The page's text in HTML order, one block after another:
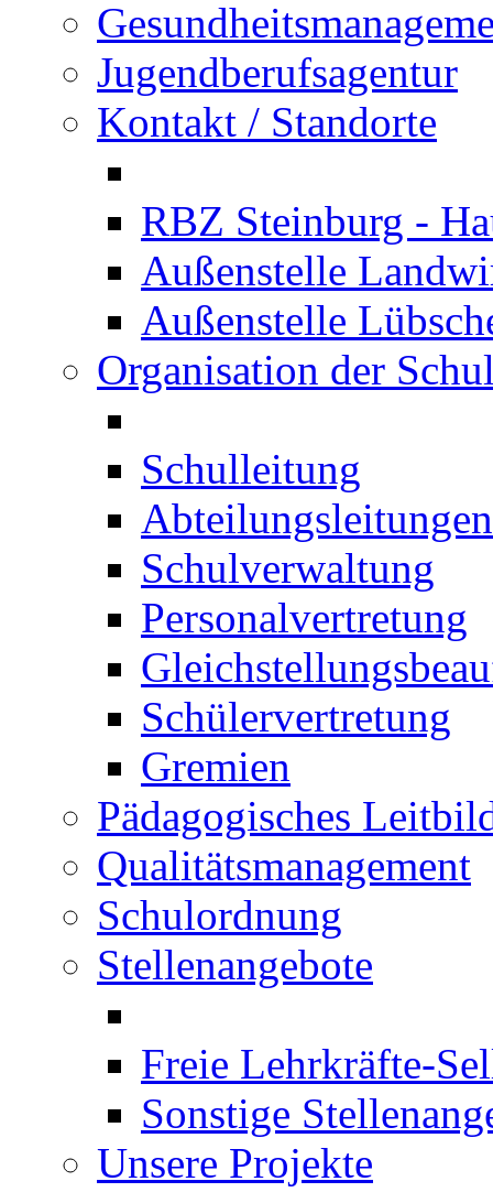
Jugendberufsagentur
Kontakt / Standorte
RBZ Steinburg -
Außenstelle
Außenstelle
Organisation der
Schulleitung
Abteilungsleitungen
Schulverwaltung
Personalvertretung
Schülervertretung
Gremien
Pädagogisches
Qualitätsmanagement
Schulordnung
Stellenangebote
Freie Lehrkräfte-
Sonstige
Unsere Projekte